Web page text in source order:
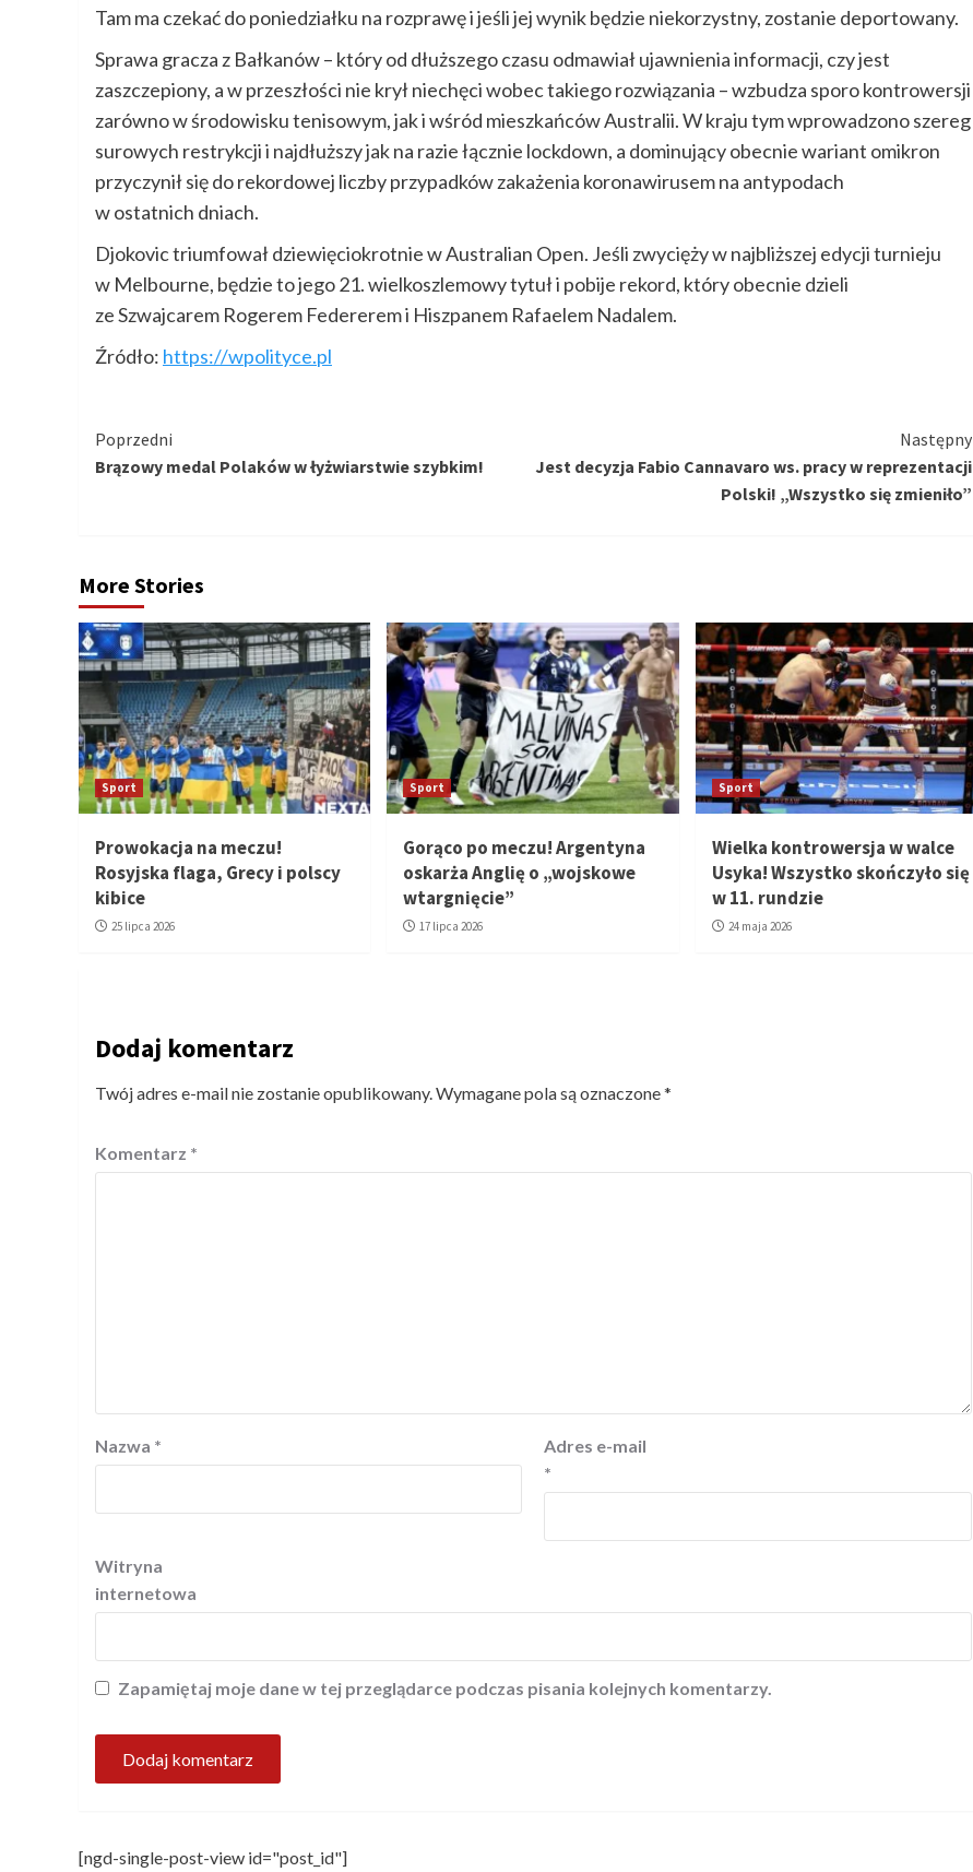
Tam ma czekać do poniedziałku na rozprawę i jeśli jej wynik będzie niekorzystny, zostanie deportowany.
Sprawa gracza z Bałkanów – który od dłuższego czasu odmawiał ujawnienia informacji, czy jest
zaszczepiony, a w przeszłości nie krył niechęci wobec takiego rozwiązania – wzbudza sporo kontrowersji
zarówno w środowisku tenisowym, jak i wśród mieszkańców Australii. W kraju tym wprowadzono szereg
surowych restrykcji i najdłuższy jak na razie łącznie lockdown, a dominujący obecnie wariant omikron
przyczynił się do rekordowej liczby przypadków zakażenia koronawirusem na antypodach
w ostatnich dniach.
Djokovic triumfował dziewięciokrotnie w Australian Open. Jeśli zwycięży w najbliższej edycji turnieju
w Melbourne, będzie to jego 21. wielkoszlemowy tytuł i pobije rekord, który obecnie dzieli
ze Szwajcarem Rogerem Federerem i Hiszpanem Rafaelem Nadalem.
Źródło: https://wpolityce.pl
Kontynuuj
czytanie
Poprzedni
Brązowy medal Polaków w łyżwiarstwie szybkim!
Następny
Jest decyzja Fabio Cannavaro ws. pracy w reprezentacji
Polski! „Wszystko się zmieniło”
More Stories
Sport
Prowokacja na meczu!
Rosyjska flaga, Grecy i polscy
kibice
25 lipca 2026
Sport
Gorąco po meczu! Argentyna
oskarża Anglię o „wojskowe
wtargnięcie”
17 lipca 2026
Sport
Wielka kontrowersja w walce
Usyka! Wszystko skończyło się
w 11. rundzie
24 maja 2026
Dodaj komentarz
Twój adres e-mail nie zostanie opublikowany.Wymagane pola są oznaczone*
Komentarz *
Nazwa *
Adres e-mail
*
Witryna
internetowa
Zapamiętaj moje dane w tej przeglądarce podczas pisania kolejnych komentarzy.
[ngd-single-post-view id="post_id"]